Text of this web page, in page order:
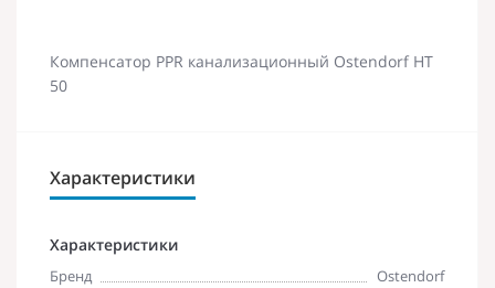
Компенсатор PPR канализационный Ostendorf НТ
50
Характеристики
Характеристики
Бренд
Ostendorf